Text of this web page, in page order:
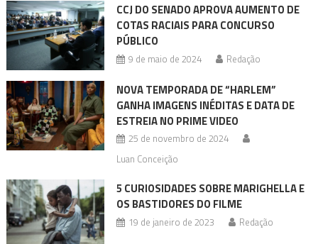
CCJ DO SENADO APROVA AUMENTO DE
COTAS RACIAIS PARA CONCURSO
PÚBLICO
9 de maio de 2024 Redação
NOVA TEMPORADA DE “HARLEM”
GANHA IMAGENS INÉDITAS E DATA DE
ESTREIA NO PRIME VIDEO
25 de novembro de 2024
Luan Conceição
5 CURIOSIDADES SOBRE MARIGHELLA E
OS BASTIDORES DO FILME
19 de janeiro de 2023 Redação